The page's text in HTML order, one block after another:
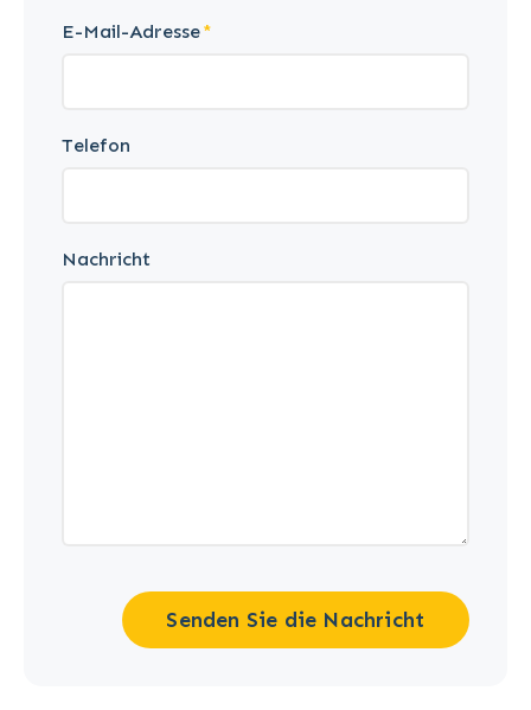
E-Mail-Adresse
Telefon
Nachricht
Senden Sie die Nachricht